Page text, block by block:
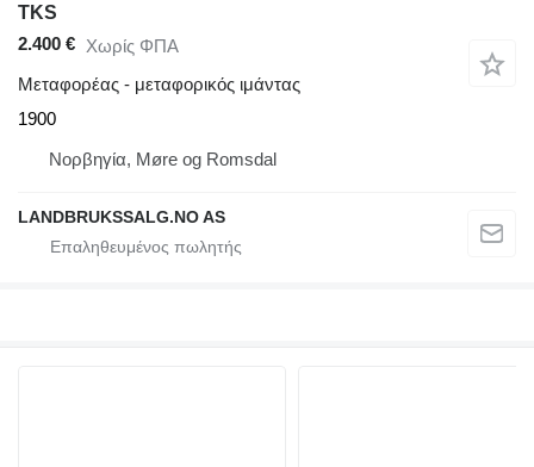
TKS
2.400 € Χωρίς ΦΠΑ
Μεταφορέας - μεταφορικός ιμάντας
1900
Νορβηγία, Møre og Romsdal
LANDBRUKSSALG.NO AS